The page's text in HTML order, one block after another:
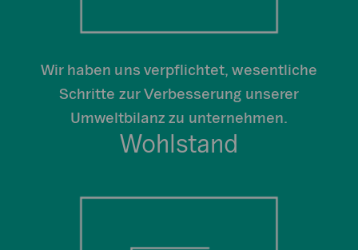
Wir haben uns verpflichtet, wesentliche
Schritte zur Verbesserung unserer
Umweltbilanz zu unternehmen.
Wohlstand